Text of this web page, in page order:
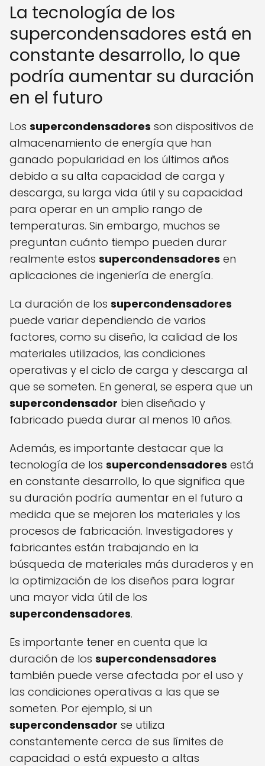
La tecnología de los
supercondensadores está en
constante desarrollo, lo que
podría aumentar su duración
en el futuro
Los supercondensadores son dispositivos de
almacenamiento de energía que han
ganado popularidad en los últimos años
debido a su alta capacidad de carga y
descarga, su larga vida útil y su capacidad
para operar en un amplio rango de
temperaturas. Sin embargo, muchos se
preguntan cuánto tiempo pueden durar
realmente estos supercondensadores en
aplicaciones de ingeniería de energía.
La duración de los supercondensadores
puede variar dependiendo de varios
factores, como su diseño, la calidad de los
materiales utilizados, las condiciones
operativas y el ciclo de carga y descarga al
que se someten. En general, se espera que un
supercondensador bien diseñado y
fabricado pueda durar al menos 10 años.
Además, es importante destacar que la
tecnología de los supercondensadores está
en constante desarrollo, lo que significa que
su duración podría aumentar en el futuro a
medida que se mejoren los materiales y los
procesos de fabricación. Investigadores y
fabricantes están trabajando en la
búsqueda de materiales más duraderos y en
la optimización de los diseños para lograr
una mayor vida útil de los
supercondensadores.
Es importante tener en cuenta que la
duración de los supercondensadores
también puede verse afectada por el uso y
las condiciones operativas a las que se
someten. Por ejemplo, si un
supercondensador se utiliza
constantemente cerca de sus límites de
capacidad o está expuesto a altas